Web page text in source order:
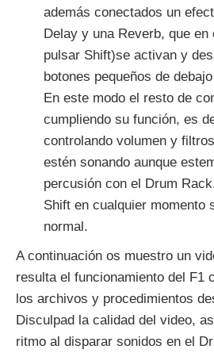
además conectados un
Delay y una Reverb, que en
pulsar Shift)se activan y
botones pequeños de
En este modo el resto de
cumpliendo su función, es
controlando volumen y
estén sonando aunque
percusión con el Drum
Shift en cualquier momento
normal.
A continuación os muestro un
resulta el funcionamiento del F1
los archivos y procedimientos
Disculpad la calidad del video,
ritmo al disparar sonidos en el